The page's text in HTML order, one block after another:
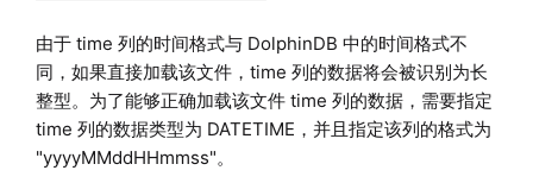
由于 time 列的时间格式与 DolphinDB 中的时间格式不
同，如果直接加载该文件，time 列的数据将会被识别为长
整型。为了能够正确加载该文件 time 列的数据，需要指定
time 列的数据类型为 DATETIME，并且指定该列的格式为
"yyyyMMddHHmmss"。